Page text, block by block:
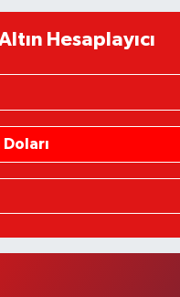
Hesaplayıcı